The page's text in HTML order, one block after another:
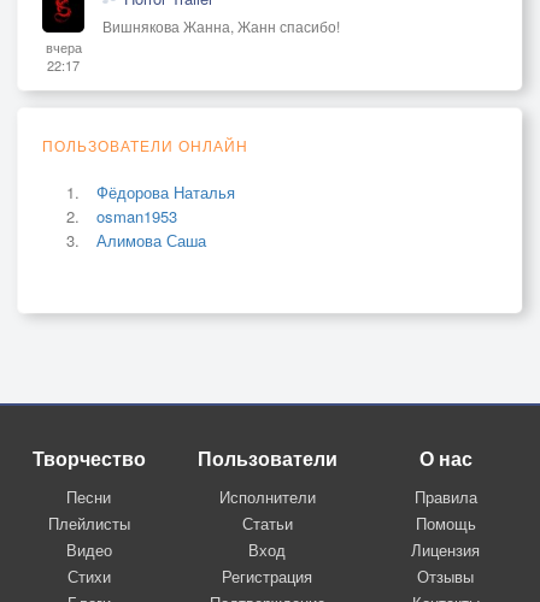
вчера
22:17
Вишнякова Жанна, Жанн спасибо!
ПОЛЬЗОВАТЕЛИ ОНЛАЙН
Фёдорова Наталья
osman1953
Алимова Саша
Творчество
Песни
Плейлисты
Видео
Стихи
Пользователи
Исполнители
Статьи
Вход
Регистрация
О нас
Правила
Помощь
Лицензия
Отзывы